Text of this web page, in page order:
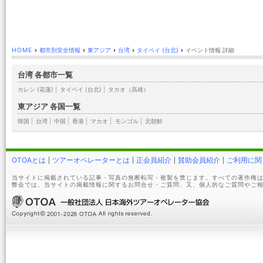
HOME › 都市別安全情報 › 東アジア › 台湾 › タイペイ (台北) › イベント情報 詳細
台湾 各都市一覧
カレン (花蓮) タイペイ (台北) タカオ（高雄）
東アジア 各国一覧
韓国 台湾 中国 香港 マカオ モンゴル| 北朝鮮
OTOAとは ツアーオペレーターとは 正会員紹介 賛助会員紹介 ご利用に
当サイトに掲載されている記事・写真の無断転写・複製を禁じます。すべての著作権
弊会では、当サイトの掲載情報に関するお問合せ・ご質問、又、個人的なご質問やご